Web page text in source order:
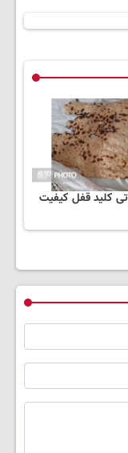
کلید قفل کیفیت